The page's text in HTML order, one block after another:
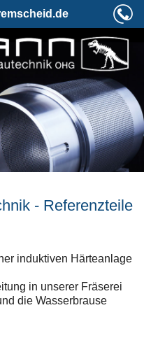
- Referenzteile
induktiven Härteanlage
in unserer Fräserei
die Wasserbrause